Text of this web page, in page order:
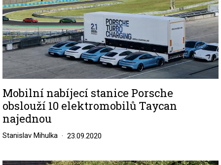
Mobilní nabíjecí stanice Porsche
obslouží 10 elektromobilů Taycan
najednou
Stanislav Mihulka 23.09.2020